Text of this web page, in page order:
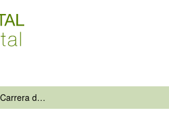
Ingeniería forestal: Carrera de obstáculos